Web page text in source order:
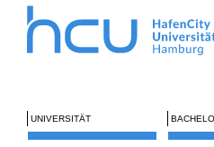
UNIVERSITÄT